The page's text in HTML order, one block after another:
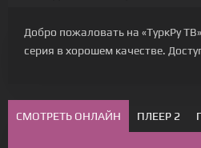
Добро пожаловать на «ТуркРу
серия в хорошем качестве.
СМОТРЕТЬ ОНЛАЙН ПЛЕЕР 2